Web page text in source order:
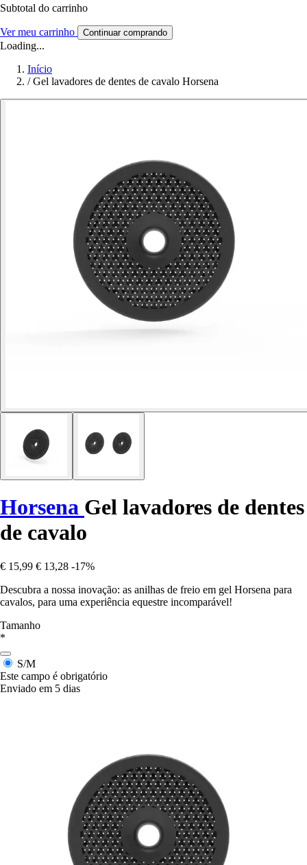
Subtotal do carrinho
Ver meu carrinho Continuar comprando
Loading...
Início
/ Gel lavadores de dentes de cavalo Horsena
Horsena Gel lavadores de dentes
de cavalo
€ 15,99 € 13,28 -17%
Descubra a nossa inovação: as anilhas de freio em gel Horsena para
cavalos, para uma experiência equestre incomparável!
Tamanho
*
S/M
Este campo é obrigatório
Enviado em 5 dias